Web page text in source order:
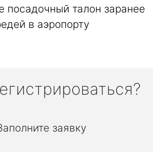
посадочный талон заранее
в аэропорту
заявку